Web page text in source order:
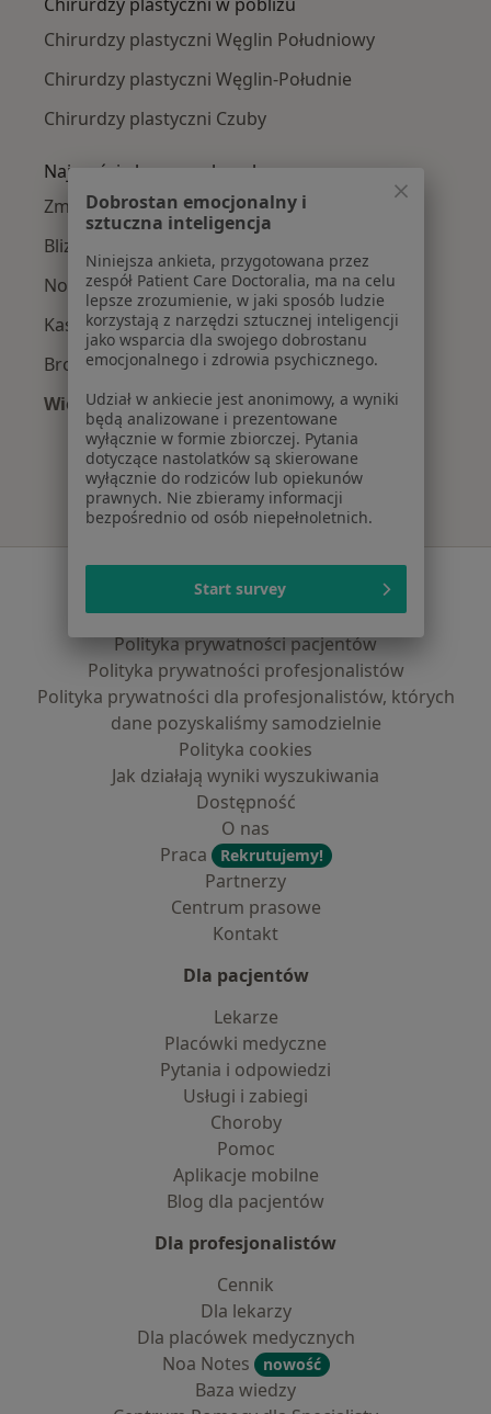
Chirurdzy plastyczni Węglin Południowy
Chirurdzy plastyczni Węglin-Południe
Chirurdzy plastyczni Czuby
Najczęście leczone choroby
Zmiany skórne w Lublinie
Blizny w Lublinie
Nowotwory skóry w Lublinie
Kaszaki w Lublinie
Brodawki w Lublinie
Więcej (15)
Więcej w kategorii: Najczęście leczone
Regulamin
Polityka prywatności pacjentów
Polityka prywatności profesjonalistów
Polityka prywatności dla profesjonalistów, których
dane pozyskaliśmy samodzielnie
Polityka cookies
Jak działają wyniki wyszukiwania
Dostępność
O nas
Praca
Rekrutujemy!
Partnerzy
Centrum prasowe
Kontakt
Dla pacjentów
Lekarze
Placówki medyczne
Pytania i odpowiedzi
Usługi i zabiegi
Choroby
Pomoc
Aplikacje mobilne
Blog dla pacjentów
Dla profesjonalistów
Cennik
Dla lekarzy
Dla placówek medycznych
Noa Notes
nowość
Baza wiedzy
Dobrostan emocjonalny i
sztuczna inteligencja
Niniejsza ankieta, przygotowana przez
zespół Patient Care Doctoralia, ma na celu
lepsze zrozumienie, w jaki sposób ludzie
korzystają z narzędzi sztucznej inteligencji
jako wsparcia dla swojego dobrostanu
emocjonalnego i zdrowia psychicznego.
Udział w ankiecie jest anonimowy, a wyniki
będą analizowane i prezentowane
wyłącznie w formie zbiorczej. Pytania
dotyczące nastolatków są skierowane
wyłącznie do rodziców lub opiekunów
prawnych. Nie zbieramy informacji
bezpośrednio od osób niepełnoletnich.
Start survey